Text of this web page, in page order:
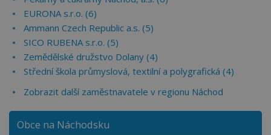
EURONA s.r.o. (6)
Ammann Czech Republic a.s. (5)
SICO RUBENA s.r.o. (5)
Zemědělské družstvo Dolany (4)
Střední škola průmyslová, textilní a polygrafická (4)
Zobrazit další zaměstnavatele v regionu Náchod
Obce na Náchodsku